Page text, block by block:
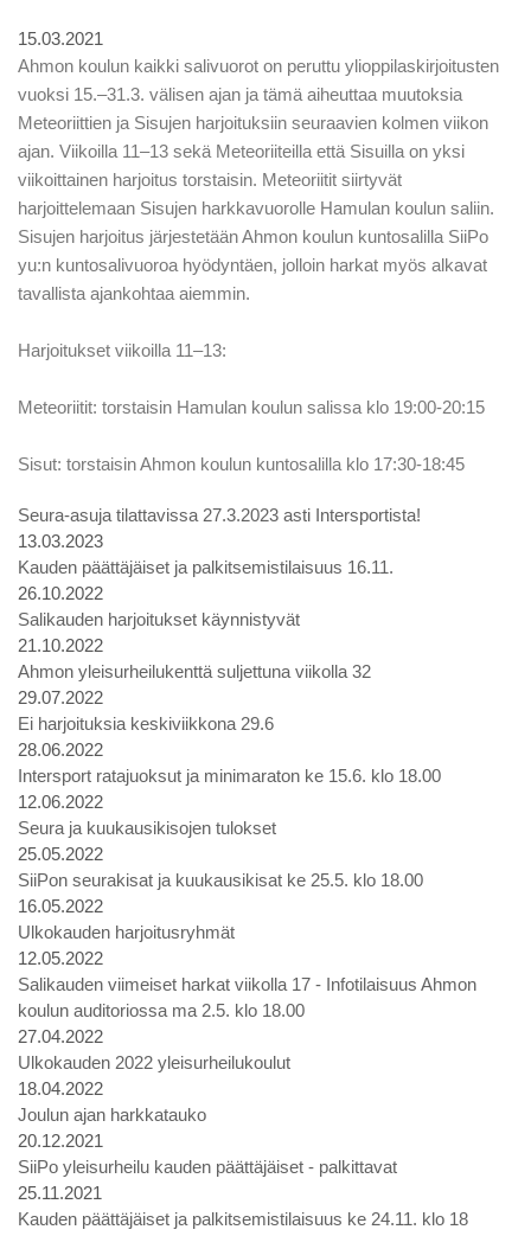
15.03.2021
Ahmon koulun kaikki salivuorot on peruttu ylioppilaskirjoitusten
vuoksi 15.–31.3. välisen ajan ja tämä aiheuttaa muutoksia
Meteoriittien ja Sisujen harjoituksiin seuraavien kolmen viikon
ajan. Viikoilla 11–13 sekä Meteoriiteilla että Sisuilla on yksi
viikoittainen harjoitus torstaisin. Meteoriitit siirtyvät
harjoittelemaan Sisujen harkkavuorolle Hamulan koulun saliin.
Sisujen harjoitus järjestetään Ahmon koulun kuntosalilla SiiPo
yu:n kuntosalivuoroa hyödyntäen, jolloin harkat myös alkavat
tavallista ajankohtaa aiemmin.
Harjoitukset viikoilla 11–13:
Meteoriitit: torstaisin Hamulan koulun salissa klo 19:00-20:15
Sisut: torstaisin Ahmon koulun kuntosalilla klo 17:30-18:45
Seura-asuja tilattavissa 27.3.2023 asti Intersportista!
13.03.2023
Kauden päättäjäiset ja palkitsemistilaisuus 16.11.
26.10.2022
Salikauden harjoitukset käynnistyvät
21.10.2022
Ahmon yleisurheilukenttä suljettuna viikolla 32
29.07.2022
Ei harjoituksia keskiviikkona 29.6
28.06.2022
Intersport ratajuoksut ja minimaraton ke 15.6. klo 18.00
12.06.2022
Seura ja kuukausikisojen tulokset
25.05.2022
SiiPon seurakisat ja kuukausikisat ke 25.5. klo 18.00
16.05.2022
Ulkokauden harjoitusryhmät
12.05.2022
Salikauden viimeiset harkat viikolla 17 - Infotilaisuus Ahmon
koulun auditoriossa ma 2.5. klo 18.00
27.04.2022
Ulkokauden 2022 yleisurheilukoulut
18.04.2022
Joulun ajan harkkatauko
20.12.2021
SiiPo yleisurheilu kauden päättäjäiset - palkittavat
25.11.2021
Kauden päättäjäiset ja palkitsemistilaisuus ke 24.11. klo 18